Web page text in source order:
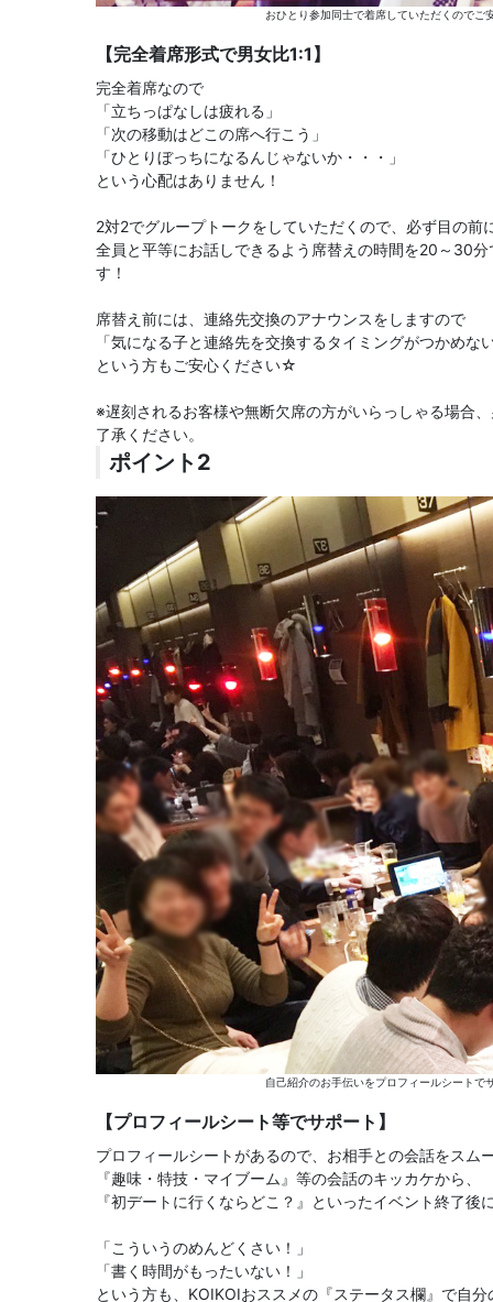
おひとり参加同士で着席していただくので
【完全着席形式で男女比1:1】
完全着席なので
「立ちっぱなしは疲れる」
「次の移動はどこの席へ行こう」
「ひとりぼっちになるんじゃないか・・・」
という心配はありません！
2対2でグループトークをしていただくので、必ず目の前
全員と平等にお話しできるよう席替えの時間を20～30
す！
席替え前には、連絡先交換のアナウンスをしますので
「気になる子と連絡先を交換するタイミングがつかめな
という方もご安心ください☆
※遅刻されるお客様や無断欠席の方がいらっしゃる場合
了承ください。
ポイント2
自己紹介のお手伝いをプロフィールシートで
【プロフィールシート等でサポート】
プロフィールシートがあるので、お相手との会話をスム
『趣味・特技・マイブーム』等の会話のキッカケから、
『初デートに行くならどこ？』といったイベント終了
「こういうのめんどくさい！」
「書く時間がもったいない！」
という方も、KOIKOIおススメの『ステータス欄』で自